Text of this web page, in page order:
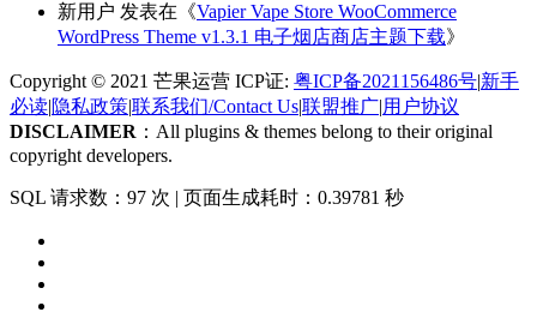
新用户 发表在《Vapier Vape Store WooCommerce
WordPress Theme v1.3.1 电子烟店商店主题下载》
Copyright © 2021 芒果运营 ICP证: 粤ICP备2021156486号 新手
必读 隐私政策 联系我们/Contact Us联盟推广 用户协议
DISCLAIMER ：All plugins & themes belong to their original
copyright developers.
SQL 请求数：97 次 页面生成耗时：0.39781 秒